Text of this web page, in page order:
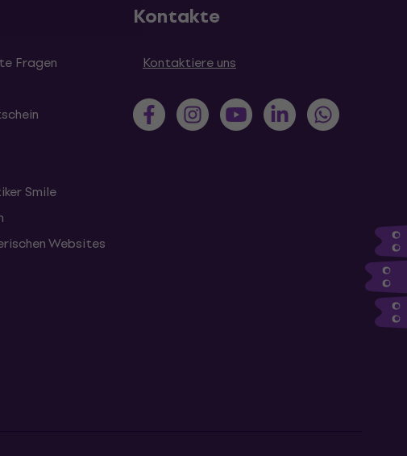
Fragen
Smile
Websites
Kontakte
Kontaktiere uns